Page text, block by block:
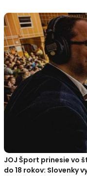
JOJ Šport prinesie vo
do 18 rokov: Slovenky